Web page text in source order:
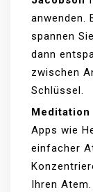
anwenden.
spannen
dann
zwischen
Schlüssel.
Apps wie
einfacher
Ihren